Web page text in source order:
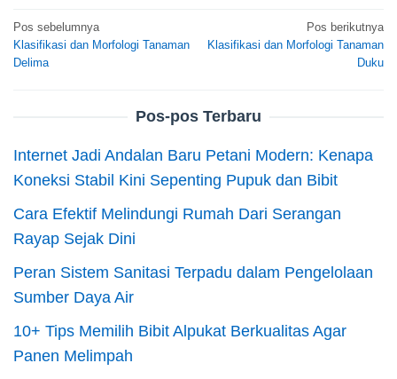
Navigasi
pos
Pos sebelumnya
Klasifikasi dan Morfologi Tanaman
Delima
Pos berikutnya
Klasifikasi dan Morfologi Tanaman
Duku
Pos-pos Terbaru
Internet Jadi Andalan Baru Petani Modern: Kenapa
Koneksi Stabil Kini Sepenting Pupuk dan Bibit
Cara Efektif Melindungi Rumah Dari Serangan
Rayap Sejak Dini
Peran Sistem Sanitasi Terpadu dalam Pengelolaan
Sumber Daya Air
10+ Tips Memilih Bibit Alpukat Berkualitas Agar
Panen Melimpah